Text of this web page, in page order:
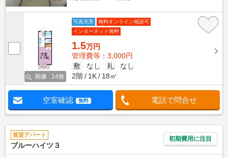
画像 : 14枚
写真充実
無料オンライン相談可
インターネット無料
1.5万円
管理費等：3,000円
敷
なし 礼
なし
2階
1K 18㎡
空室確認 無料 電話で問合せ
賃貸アパート
ブルーハイツ３
初期費用に注目